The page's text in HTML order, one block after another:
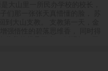
大山里一所民办学校的校长，
们那一张张天真懵懂的脸， 苏
大山支教。 支教第一天，金
强悟性的碧落思维香， 同时得
营养的紫晶玉米， 眨眼间，民
进城拿竞赛名次，毕业班高
电，“苏老师，明年我能把孩子